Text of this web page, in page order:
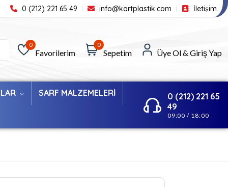
0 (212) 221 65 49 info@kartplastik.com İletişim
0
Favorilerim
0
Sepetim Üye Ol & Giriş Yap
SARF MALZEMELERİ
0 (212) 221 65
49
09:00 / 18:00